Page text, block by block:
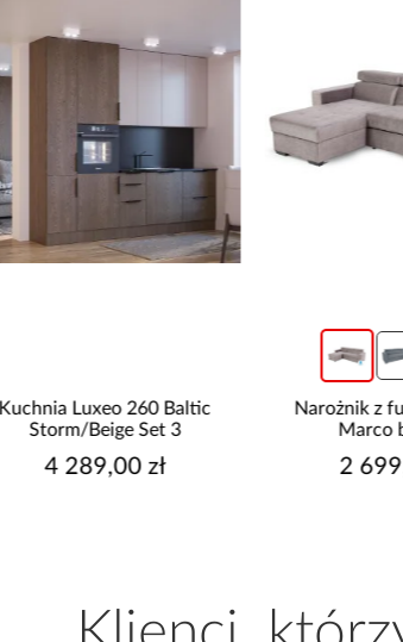
Kuchnia Luxeo 260 Baltic
Storm/Beige Set 3
4 289,00 zł
Narożnik z
Marco
2